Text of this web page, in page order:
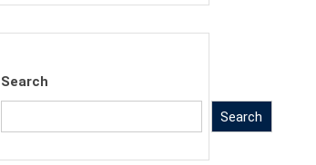
Search
Search